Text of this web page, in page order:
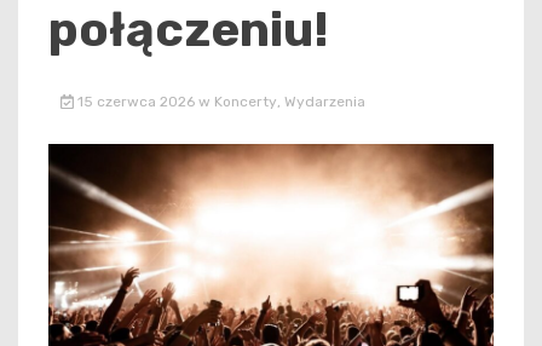
połączeniu!
15 czerwca 2026 w Koncerty, Wydarzenia